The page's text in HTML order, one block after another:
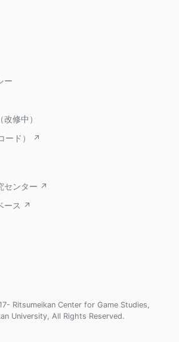
ー
修中）
ード） ↗
センター ↗
ース ↗
Ritsumeikan Center for Game Studies,
University, All Rights Reserved.